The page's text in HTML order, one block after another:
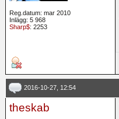
Reg.datum: mar 2010
Inlägg: 5 968
Sharp$: 2253
2016-10-27, 12:54
theskab